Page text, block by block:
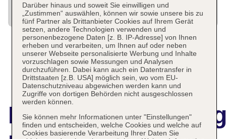
Darüber hinaus und soweit Sie einwilligen und
„Zustimmen“ auswählen, können wir sowie unsere bis zu
fünf Partner als Drittanbieter Cookies auf Ihrem Gerät
setzen, andere Technologien verwenden und
personenbezogene Daten [z. B. IP-Adresse] von Ihnen
erheben und verarbeiten, um Ihnen auf oder neben
unserer Webseite personalisierte Werbung und Inhalte
vorzuschlagen sowie Messungen und Analysen
durchzuführen. Dabei kann auch ein Datentransfer in
Drittstaaten [z.B. USA] möglich sein, wo vom EU-
Datenschutzniveau abgewichen werden kann und
Zugriffe von dortigen Behörden nicht ausgeschlossen
werden können.
Sie können mehr Informationen unter "Einstellungen"
finden und entscheiden, welche Cookies und welche auf
Cookies basierende Verarbeitung Ihrer Daten Sie